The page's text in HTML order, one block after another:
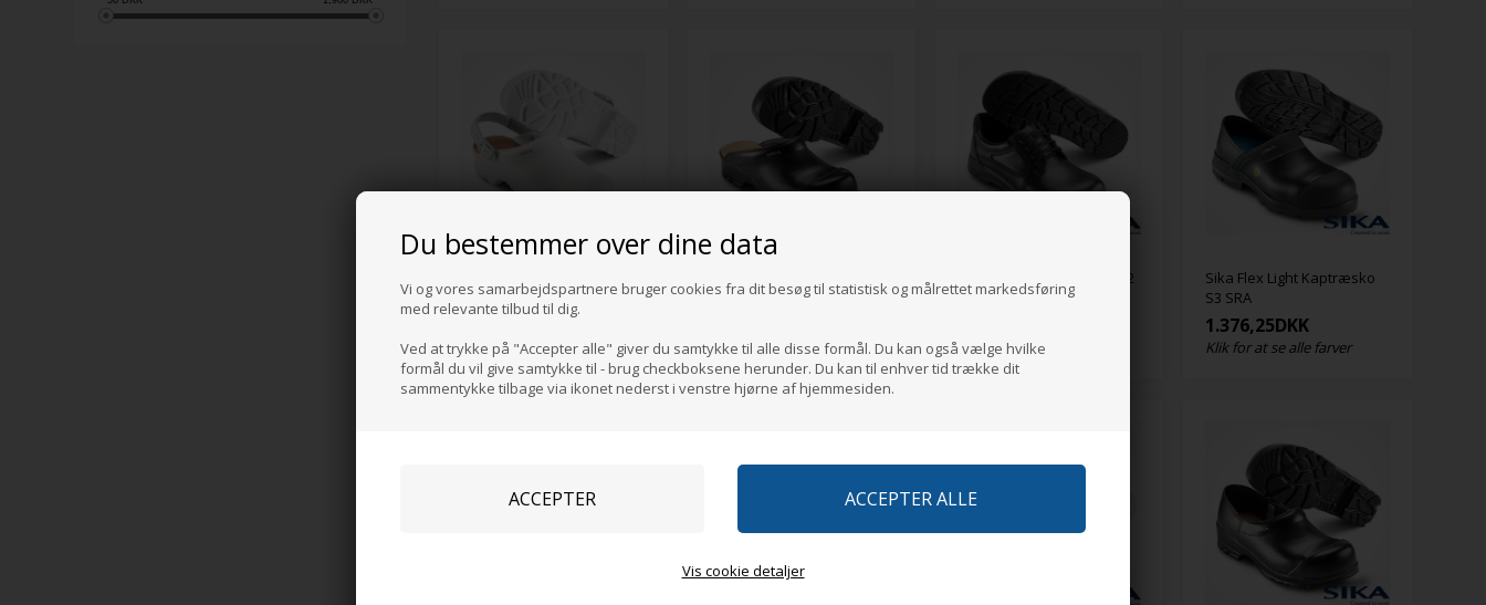
Du bestemmer over dine data
Vi og vores samarbejdspartnere bruger cookies fra dit besøg til statistisk og målrettet markedsføring
med relevante tilbud til dig.
Ved at trykke på "Accepter alle" giver du samtykke til alle disse formål. Du kan også vælge hvilke
formål du vil give samtykke til - brug checkboksene herunder. Du kan til enhver tid trække dit
sammentykke tilbage via ikonet nederst i venstre hjørne af hjemmesiden.
Vis cookie detaljer
SRB
Klik for at se alle farver
SB SRB
Klik for at se alle farver
Sika Optimax Snøresko S2
SRA
Klik for at se alle farver
Sika Flex Light Kaptræsko
S3 SRA
1.376,25DKK
Klik for at se alle farver